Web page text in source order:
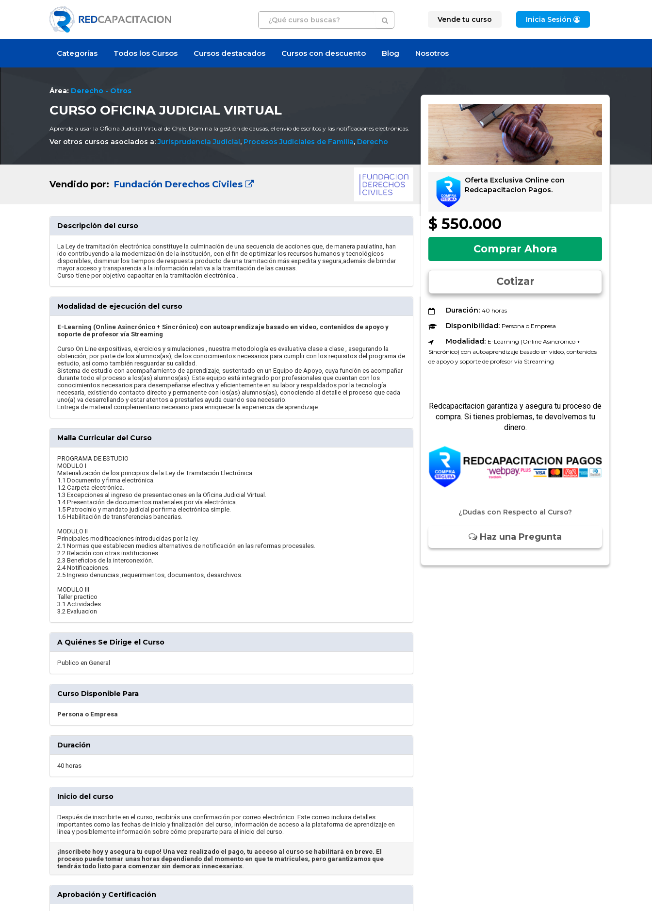
Vende tu curso Inicia Sesión
Categorías Todos los Cursos Cursos destacados Cursos con descuento Blog Nosotros
Área: Derecho - Otros
CURSO OFICINA JUDICIAL VIRTUAL
Aprende a usar la Oficina Judicial Virtual de Chile. Domina la gestión de causas, el envío de escritos y las notificaciones electrónicas.
Ver otros cursos asociados a:Jurisprudencia Judicial, Procesos Judiciales de Familia, Derecho
Vendido por: Fundación Derechos Civiles
Oferta Exclusiva Online con
Redcapacitacion Pagos.
$ 550.000
Comprar Ahora
Cotizar
Duración: 40 horas
Disponibilidad: Persona o Empresa
Modalidad: E-Learning (Online Asincrónico +
Sincrónico) con autoaprendizaje basado en video, contenidos
de apoyo y soporte de profesor vía Streaming
Redcapacitacion garantiza y asegura tu proceso de
compra. Si tienes problemas, te devolvemos tu
dinero.
¿Dudas con Respecto al Curso?
Haz una Pregunta
Descripción del curso
La Ley de tramitación electrónica constituye la culminación de una secuencia de acciones que, de manera paulatina, han
ido contribuyendo a la modernización de la institución, con el fin de optimizar los recursos humanos y tecnológicos
disponibles, disminuir los tiempos de respuesta producto de una tramitación más expedita y segura,además de brindar
mayor acceso y transparencia a la información relativa a la tramitación de las causas.
Curso tiene por objetivo capacitar en la tramitación electrónica .
Modalidad de ejecución del curso
E-Learning (Online Asincrónico + Sincrónico) con autoaprendizaje basado en video, contenidos de apoyo y
soporte de profesor vía Streaming
Curso On Line expositivas, ejercicios y simulaciones , nuestra metodología es evaluativa clase a clase , asegurando la
obtención, por parte de los alumnos(as), de los conocimientos necesarios para cumplir con los requisitos del programa de
estudio, así como también resguardar su calidad.
Sistema de estudio con acompañamiento de aprendizaje, sustentado en un Equipo de Apoyo, cuya función es acompañar
durante todo el proceso a los(as) alumnos(as). Este equipo está integrado por profesionales que cuentan con los
conocimientos necesarios para desempeñarse efectiva y eficientemente en su labor y respaldados por la tecnología
necesaria, existiendo contacto directo y permanente con los(as) alumnos(as), conociendo al detalle el proceso que cada
uno(a) va desarrollando y estar atentos a prestarles ayuda cuando sea necesario.
Entrega de material complementario necesario para enriquecer la experiencia de aprendizaje
Malla Curricular del Curso
PROGRAMA DE ESTUDIO
MODULO I
Materialización de los principios de la Ley de Tramitación Electrónica.
1.1 Documento y firma electrónica.
1.2 Carpeta electrónica.
1.3 Excepciones al ingreso de presentaciones en la Oficina Judicial Virtual.
1.4 Presentación de documentos materiales por vía electrónica.
1.5 Patrocinio y mandato judicial por firma electrónica simple.
1.6 Habilitación de transferencias bancarias.
MODULO II
Principales modificaciones introducidas por la ley.
2.1 Normas que establecen medios alternativos.de notificación en las reformas procesales.
2.2 Relación con otras instituciones.
2.3 Beneficios de la interconexión.
2.4 Notificaciones.
2.5 Ingreso denuncias ,requerimientos, documentos, desarchivos.
MODULO III
Taller practico
3.1 Actividades
3.2 Evaluacion
A Quiénes Se Dirige el Curso
Publico en General
Curso Disponible Para
Persona o Empresa
Duración
40 horas
Inicio del curso
Después de inscribirte en el curso, recibirás una confirmación por correo electrónico. Este correo incluira detalles
importantes como las fechas de inicio y finalización del curso, información de acceso a la plataforma de aprendizaje en
línea y posiblemente información sobre cómo prepararte para el inicio del curso.
¡Inscríbete hoy y asegura tu cupo! Una vez realizado el pago, tu acceso al curso se habilitará en breve. El
proceso puede tomar unas horas dependiendo del momento en que te matricules, pero garantizamos que
tendrás todo listo para comenzar sin demoras innecesarias.
Aprobación y Certificación